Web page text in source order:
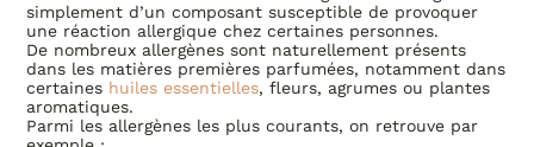
simplement d’un composant susceptible de provoquer
une réaction allergique chez certaines personnes.
De nombreux allergènes sont naturellement présents
dans les matières premières parfumées, notamment dans
certaines huiles essentielles, fleurs, agrumes ou plantes
aromatiques.
Parmi les allergènes les plus courants, on retrouve par